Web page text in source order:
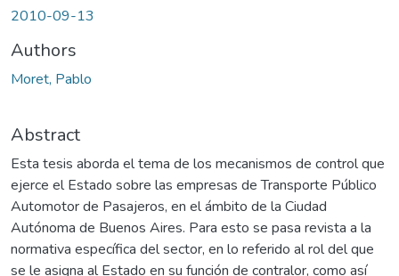
2010-09-13
Authors
Moret, Pablo
Abstract
Esta tesis aborda el tema de los mecanismos de control que
ejerce el Estado sobre las empresas de Transporte Público
Automotor de Pasajeros, en el ámbito de la Ciudad
Autónoma de Buenos Aires. Para esto se pasa revista a la
normativa específica del sector, en lo referido al rol del que
se le asigna al Estado en su función de contralor, como así